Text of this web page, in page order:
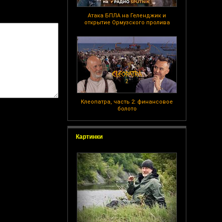
Атака БПЛА на Геленджик и
открытие Ормузского пролива
Клеопатра, часть 2: финансовое
болото
Картинки